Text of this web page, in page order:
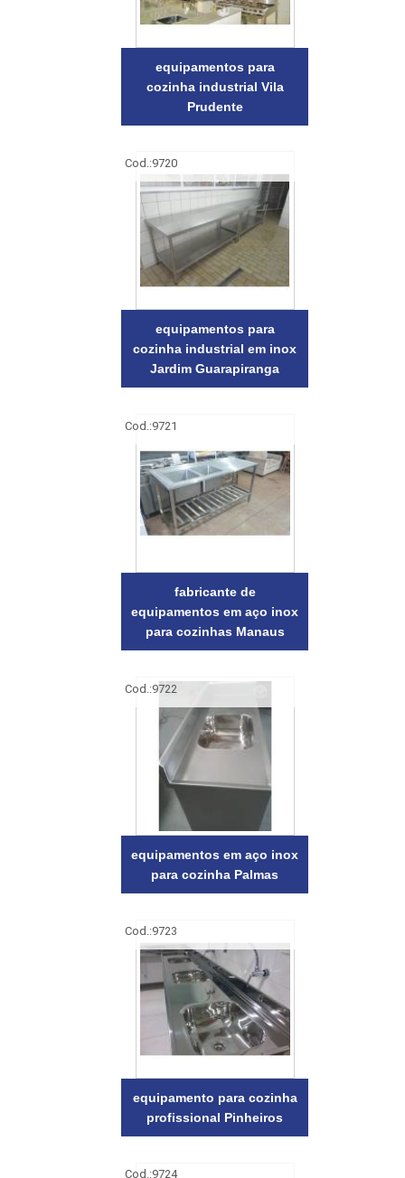
equipamentos para
cozinha industrial Vila
Prudente
Cod.:9720
equipamentos para
cozinha industrial em inox
Jardim Guarapiranga
Cod.:9721
fabricante de
equipamentos em aço inox
para cozinhas Manaus
Cod.:9722
equipamentos em aço inox
para cozinha Palmas
Cod.:9723
equipamento para cozinha
profissional Pinheiros
Cod.:9724